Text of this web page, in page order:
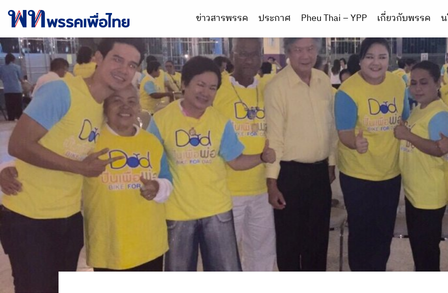
ข่าวสารพรรค ประกาศ Pheu Thai – YPP เกี่ยวกับพรรค